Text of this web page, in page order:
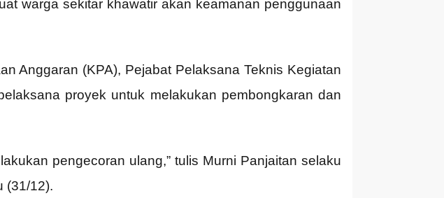
warga sekitar khawatir akan keamanan penggunaan
Anggaran (KPA), Pejabat Pelaksana Teknis Kegiatan
proyek untuk melakukan pembongkaran dan
pengecoran ulang,” tulis Murni Panjaitan selaku
(31/12).